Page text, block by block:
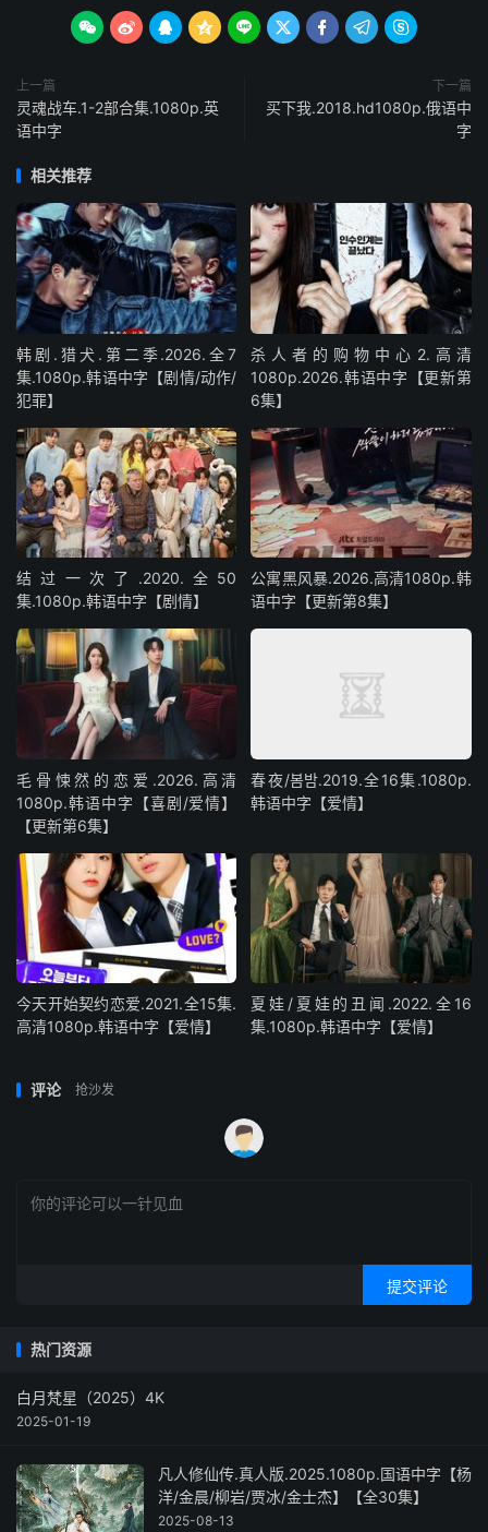
        
上一篇
灵魂战车.1-2部合集.1080p.英
语中字
下一篇
买下我.2018.hd1080p.俄语中
字
相关推荐
韩剧.猎犬.第二季.2026.全7
集.1080p.韩语中字【剧情/动作/
犯罪】
杀人者的购物中心2.高清
1080p.2026.韩语中字【更新第
6集】
结过一次了.2020.全50
集.1080p.韩语中字【剧情】
公寓黑风暴.2026.高清1080p.韩
语中字【更新第8集】
毛骨悚然的恋爱.2026.高清
1080p.韩语中字【喜剧/爱情】
【更新第6集】
春夜/봄밤‎.2019.全16集.1080p.
韩语中字【爱情】
今天开始契约恋爱.2021.全15集.
高清1080p.韩语中字【爱情】
夏娃/夏娃的丑闻.2022.全16
集.1080p.韩语中字【爱情】
评论 抢沙发
提交评论
热门资源
白月梵星（2025）4K
2025-01-19
凡人修仙传.真人版.2025.1080p.国语中字【杨
洋/金晨/柳岩/贾冰/金士杰】【全30集】
2025-08-13